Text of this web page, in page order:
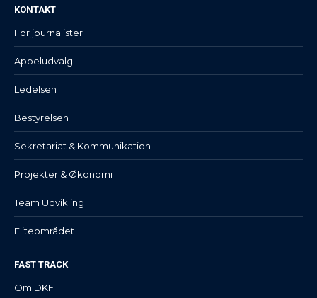
KONTAKT
For journalister
Appeludvalg
Ledelsen
Bestyrelsen
Sekretariat & Kommunikation
Projekter & Økonomi
Team Udvikling
Eliteområdet
FAST TRACK
Om DKF